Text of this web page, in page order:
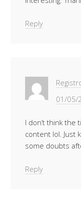
Reply
01/05/
I don’t think the
content lol. Just
some doubts
Reply